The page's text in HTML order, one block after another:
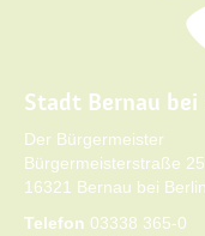
Stadt Bernau bei
Der Bürgermeister
Bürgermeisterstraße 25
16321 Bernau bei Berlin
Telefon 03338 365-0